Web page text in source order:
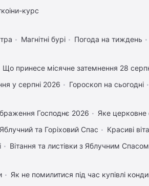
курс
Магнітні бурі Погода на тиждень
Що принесе місячне затемнення 28
у серпні 2026
Гороскоп на сьогодні
Господнє 2026
Яке церковне
та Горіховий Спас
Красиві
Вітання та листівки з Яблучним Спасом
Як не помилитися під час купівлі